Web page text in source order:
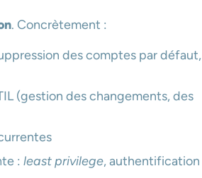
. Concrètement :
des comptes par défaut,
(gestion des changements, des
: least privilege, authentification